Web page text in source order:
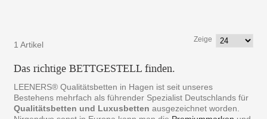
1 Artikel
Zeige
Das richtige BETTGESTELL finden.
LEENERS® Qualitätsbetten in Hagen ist seit unseres
Bestehens mehrfach als führender Spezialist Deutschlands für
Qualitätsbetten und Luxusbettenausgezeichnet worden.